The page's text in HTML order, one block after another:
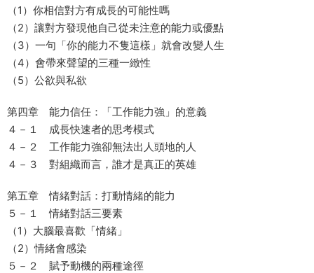
（1）你相信對方有成長的可能性嗎
（2）讓對方發現他自己從未注意的能力或優點
（3）一句「你的能力不隻這樣」就會改變人生
（4）會帶來聲望的三種一緻性
（5）公欲與私欲
第四章 能力信任：「工作能力強」的意義
４－１ 成長快速者的思考模式
４－２ 工作能力強卻無法出人頭地的人
４－３ 對組織而言，誰才是真正的英雄
第五章 情緒對話：打動情緒的能力
５－１ 情緒對話三要素
（1）大腦最喜歡「情緒」
（2）情緒會感染
５－２ 賦予動機的兩種途徑